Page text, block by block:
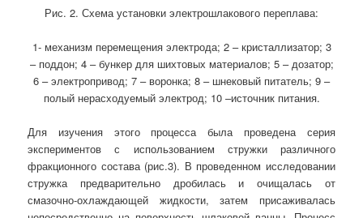
Рис. 2. Схема установки электрошлакового переплава:
1- механизм перемещения электрода; 2 – кристаллизатор; 3
– поддон; 4 – бункер для шихтовых материалов; 5 – дозатор;
6 – электропривод; 7 – воронка; 8 – шнековый питатель; 9 –
полый нерасходуемый электрод; 10 –источник питания.
Для изучения этого процесса была проведена серия
экспериментов с использованием стружки различного
фракционного состава (рис.3). В проведенном исследовании
стружка предварительно дробилась и очищалась от
смазочно-охлаждающей жидкости, затем присаживалась